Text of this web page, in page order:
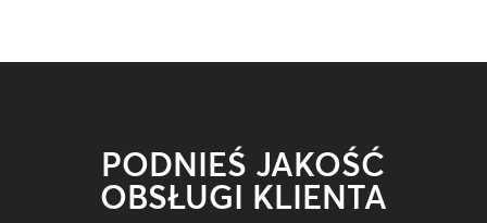
PODNIEŚ JAKOŚĆ
OBSŁUGI KLIENTA